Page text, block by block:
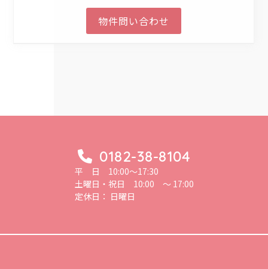
物件問い合わせ
0182-38-8104
平 日 10:00～17:30
土曜日・祝日 10:00 ～ 17:00
定休日： 日曜日